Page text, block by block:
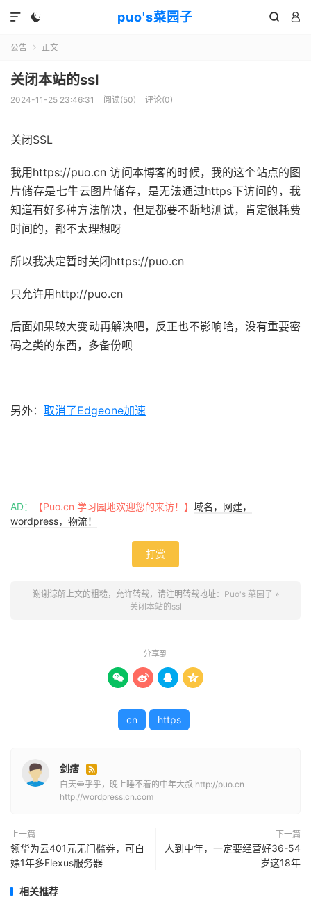
puo's菜园子
  

公告  正文
关闭本站的ssl
2024-11-25 23:46:31 阅读(50) 评论(0)
关闭SSL
我用https://puo.cn 访问本博客的时候，我的这个站点的图
片储存是七牛云图片储存，是无法通过https下访问的，我
知道有好多种方法解决，但是都要不断地测试，肯定很耗费
时间的，都不太理想呀
所以我决定暂时关闭https://puo.cn
只允许用http://puo.cn
后面如果较大变动再解决吧，反正也不影响啥，没有重要密
码之类的东西，多备份呗
另外： 取消了Edgeone加速
AD： 【Puo.cn 学习园地欢迎您的来访！】 域名，网建，
wordpress，物流！
打赏
谢谢谅解上文的粗糙，允许转载，请注明转载地址： Puo's 菜园子»
关闭本站的ssl
分享到
   
cn https
剑痞 
白天晕乎乎，晚上睡不着的中年大叔 http://puo.cn
http://wordpress.cn.com
上一篇
领华为云401元无门槛券，可白
嫖1年多Flexus服务器
下一篇
人到中年，一定要经营好36-54
岁这18年
相关推荐